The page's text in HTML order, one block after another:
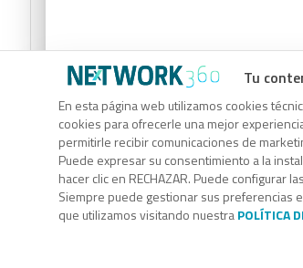
Tu
En esta página web utilizamos cookies
cookies para ofrecerle una mejor
permitirle recibir comunicaciones de
Puede expresar su consentimiento a la
hacer clic en RECHAZAR. Puede configurar
Siempre puede gestionar sus preferencias
que utilizamos visitando nuestraPOLÍTICA
Código Rss
Para copiar el enlace RSS en el